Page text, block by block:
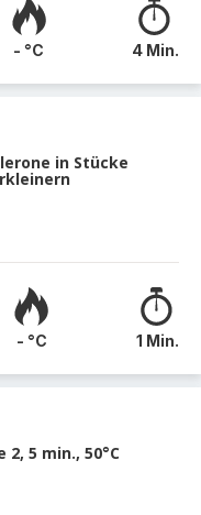
- °C 4 Min.
in Stücke
- °C 1 Min.
5 min., 50°C